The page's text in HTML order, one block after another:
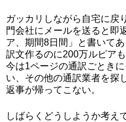
ガッカリしながら自宅に戻
門会社にメールを送ると即
ア、期間8日間」と書いて
訳文作るのに200万ルピア
今は1ページの通訳ごとき
い、その他の通訳業者を探
返事が帰ってこない。
しばらくどうしようか考え